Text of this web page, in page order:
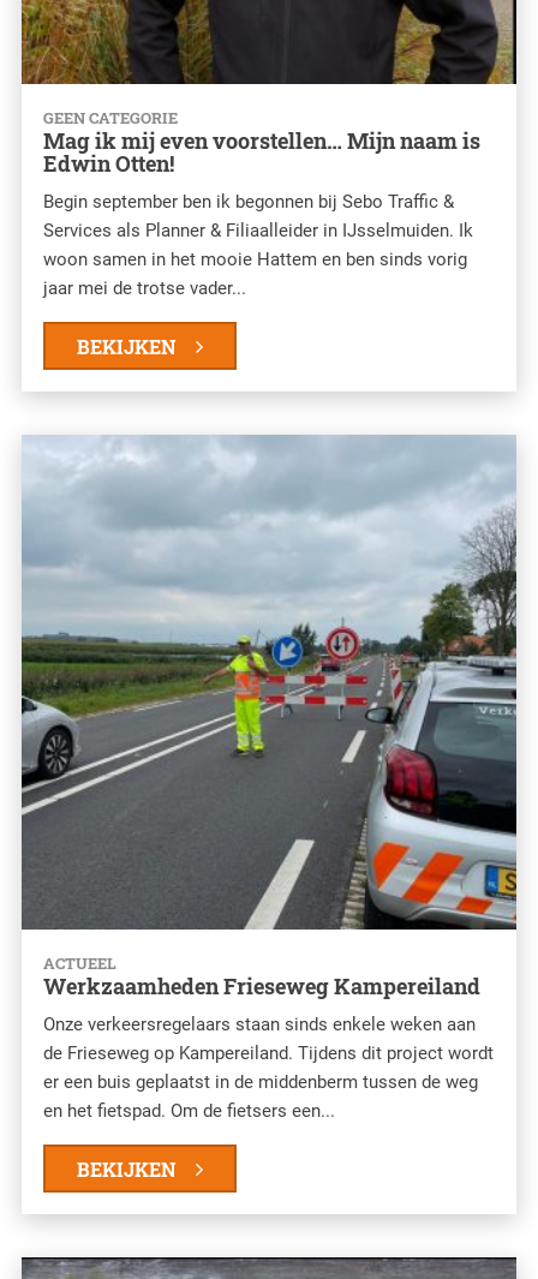
GEEN CATEGORIE
Mag ik mij even voorstellen… Mijn naam is
Edwin Otten!
Begin september ben ik begonnen bij Sebo Traffic &
Services als Planner & Filiaalleider in IJsselmuiden. Ik
woon samen in het mooie Hattem en ben sinds vorig
jaar mei de trotse vader...
BEKIJKEN
ACTUEEL
Werkzaamheden Frieseweg Kampereiland
Onze verkeersregelaars staan sinds enkele weken aan
de Frieseweg op Kampereiland. Tijdens dit project wordt
er een buis geplaatst in de middenberm tussen de weg
en het fietspad. Om de fietsers een...
BEKIJKEN